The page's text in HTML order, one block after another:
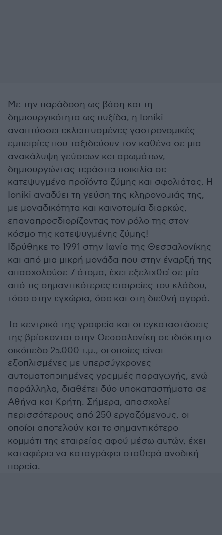
Με την παράδοση ως βάση και τη
δημιουργικότητα ως πυξίδα, η Ioniki
αναπτύσσει εκλεπτυσμένες γαστρονομικές
εμπειρίες που ταξιδεύουν τον καθένα σε μια
ανακάλυψη γεύσεων και αρωμάτων,
δημιουργώντας τεράστια ποικιλία σε
κατεψυγμένα προϊόντα ζύμης και σφολιάτας. H
Ioniki αναδύει τη γεύση της κληρονομιάς της,
με μοναδικότητα και καινοτομία διαρκώς,
επαναπροσδιορίζοντας τον ρόλο της στον
κόσμο της κατεψυγμένης ζύμης!
Ιδρύθηκε το 1991 στην Ιωνία της Θεσσαλονίκης
και από μια μικρή μονάδα που στην έναρξή της
απασχολούσε 7 άτομα, έχει εξελιχθεί σε μία
από τις σημαντικότερες εταιρείες του κλάδου,
τόσο στην εγχώρια, όσο και στη διεθνή αγορά.
Τα κεντρικά της γραφεία και οι εγκαταστάσεις
της βρίσκονται στην Θεσσαλονίκη σε ιδιόκτητο
οικόπεδο 25.000 τ.μ., οι οποίες είναι
εξοπλισμένες με υπερσύγχρονες
αυτοματοποιημένες γραμμές παραγωγής, ενώ
παράλληλα, διαθέτει δύο υποκαταστήματα σε
Αθήνα και Κρήτη. Σήμερα, απασχολεί
περισσότερους από 250 εργαζόμενους, οι
οποίοι αποτελούν και το σημαντικότερο
κομμάτι της εταιρείας αφού μέσω αυτών, έχει
καταφέρει να καταγράφει σταθερά ανοδική
πορεία.